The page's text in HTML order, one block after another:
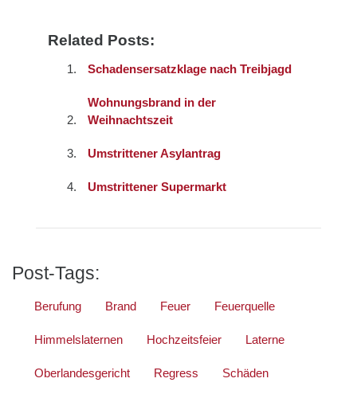
Related Posts:
Schadensersatzklage nach Treibjagd
Wohnungsbrand in der
Weihnachtszeit
Umstrittener Asylantrag
Umstrittener Supermarkt
Post-Tags:
Berufung Brand Feuer Feuerquelle
Himmelslaternen Hochzeitsfeier Laterne
Oberlandesgericht Regress Schäden